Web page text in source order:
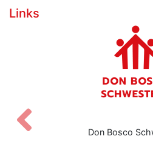
Links
Schwestern Zurück